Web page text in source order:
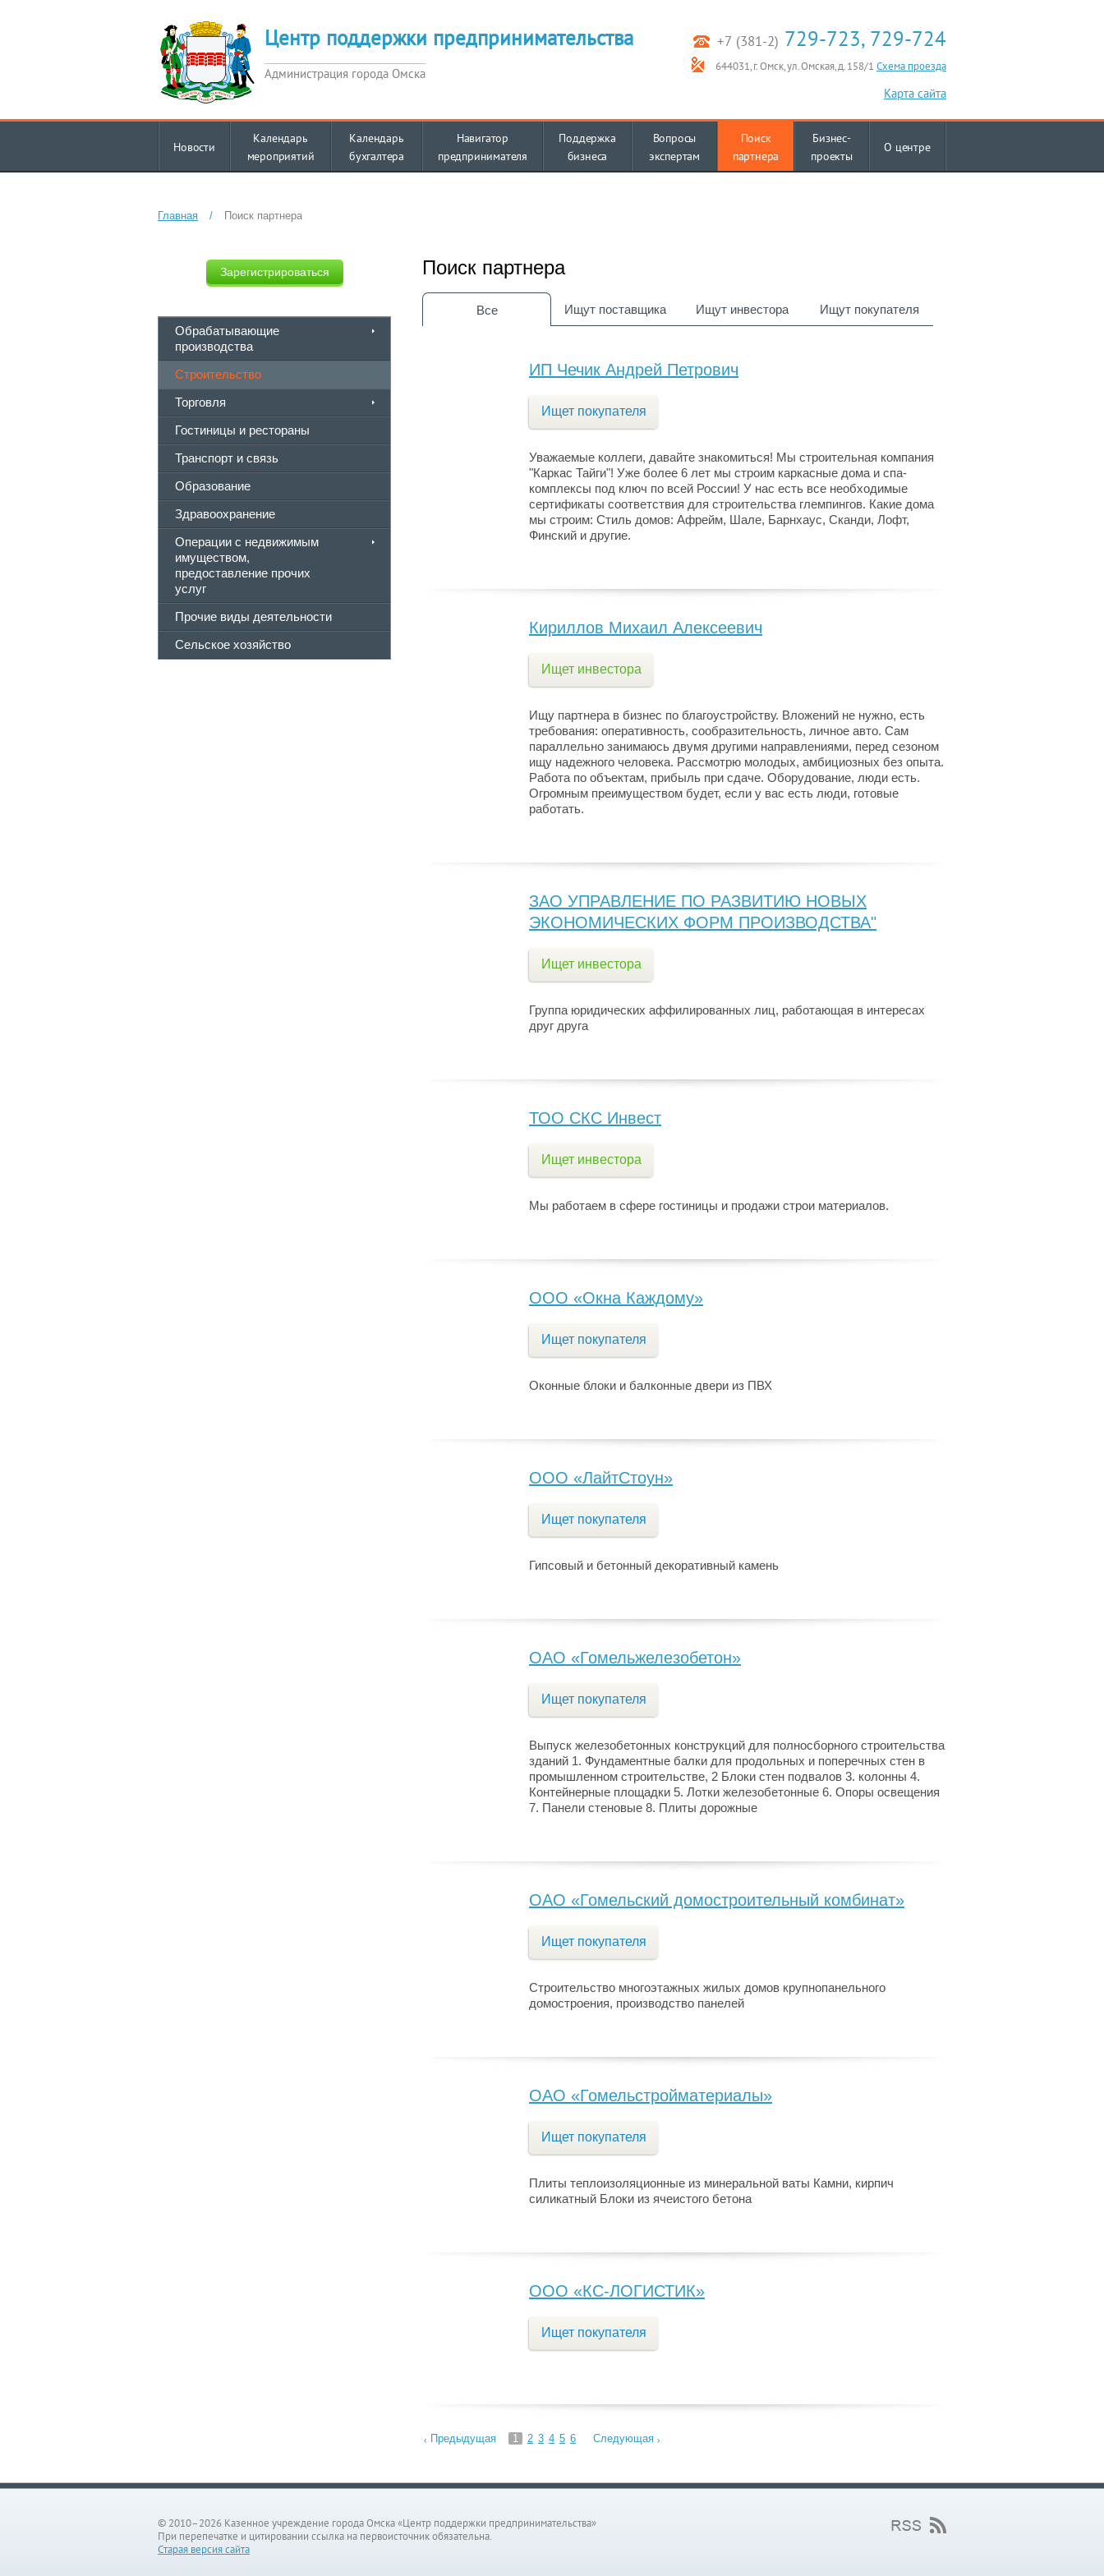
Центр поддержки предпринимательства
Администрация города Омска
+7 (381-2) 729-723, 729-724
644031, г. Омск, ул. Омская, д. 158/1 Схема проезда
Карта сайта
Новости
Календарь
мероприятий
Календарь
бухгалтера
Навигатор
предпринимателя
Поддержка
бизнеса
Вопросы
экспертам
Поиск
партнера
Бизнес-
проекты
О центре
Главная / Поиск партнера
Зарегистрироваться
Обрабатывающие
производства
Строительство
Торговля
Гостиницы и рестораны
Транспорт и связь
Образование
Здравоохранение
Операции с недвижимым
имуществом,
предоставление прочих
услуг
Прочие виды деятельности
Сельское хозяйство
Поиск партнера
Все Ищут поставщика Ищут инвестора Ищут покупателя
ИП Чечик Андрей Петрович
Ищет покупателя
Уважаемые коллеги, давайте знакомиться! Мы строительная компания
"Каркас Тайги"! Уже более 6 лет мы строим каркасные дома и спа-
комплексы под ключ по всей России! У нас есть все необходимые
сертификаты соответствия для строительства глемпингов. Какие дома
мы строим: Стиль домов: Афрейм, Шале, Барнхаус, Сканди, Лофт,
Финский и другие.
Кириллов Михаил Алексеевич
Ищет инвестора
Ищу партнера в бизнес по благоустройству. Вложений не нужно, есть
требования: оперативность, сообразительность, личное авто. Сам
параллельно занимаюсь двумя другими направлениями, перед сезоном
ищу надежного человека. Рассмотрю молодых, амбициозных без опыта.
Работа по объектам, прибыль при сдаче. Оборудование, люди есть.
Огромным преимуществом будет, если у вас есть люди, готовые
работать.
ЗАО УПРАВЛЕНИЕ ПО РАЗВИТИЮ НОВЫХ
ЭКОНОМИЧЕСКИХ ФОРМ ПРОИЗВОДСТВА"
Ищет инвестора
Группа юридических аффилированных лиц, работающая в интересах
друг друга
ТОО СКС Инвест
Ищет инвестора
Мы работаем в сфере гостиницы и продажи строи материалов.
ООО «Окна Каждому»
Ищет покупателя
Оконные блоки и балконные двери из ПВХ
ООО «ЛайтСтоун»
Ищет покупателя
Гипсовый и бетонный декоративный камень
ОАО «Гомельжелезобетон»
Ищет покупателя
Выпуск железобетонных конструкций для полносборного строительства
зданий 1. Фундаментные балки для продольных и поперечных стен в
промышленном строительстве, 2 Блоки стен подвалов 3. колонны 4.
Контейнерные площадки 5. Лотки железобетонные 6. Опоры освещения
7. Панели стеновые 8. Плиты дорожные
ОАО «Гомельский домостроительный комбинат»
Ищет покупателя
Строительство многоэтажных жилых домов крупнопанельного
домостроения, производство панелей
ОАО «Гомельстройматериалы»
Ищет покупателя
Плиты теплоизоляционные из минеральной ваты Камни, кирпич
силикатный Блоки из ячеистого бетона
ООО «КС-ЛОГИСТИК»
Ищет покупателя
Предыдущая 1 2 3 4 5 6 Следующая
© 2010–2026 Казенное учреждение города Омска «Центр поддержки предпринимательства»
При перепечатке и цитировании ссылка на первоисточник обязательна.
Старая версия сайта